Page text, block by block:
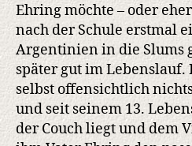
Ehring möchte – oder
nach der Schule erstmal
Argentinien in die Slums
später gut im Lebenslauf.
selbst offensichtlich
und seit seinem 13.
der Couch liegt und dem